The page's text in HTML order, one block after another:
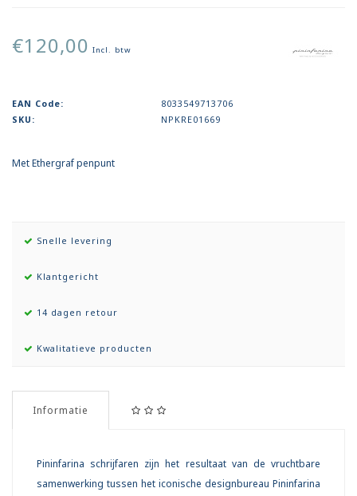
€120,00 Incl. btw
EAN Code:
8033549713706
SKU:
NPKRE01669
Met Ethergraf penpunt
Snelle levering
Klantgericht
14 dagen retour
Kwalitatieve producten
Informatie
Pininfarina schrijfaren zijn het resultaat van de vruchtbare
samenwerking tussen het iconische designbureau Pininfarina